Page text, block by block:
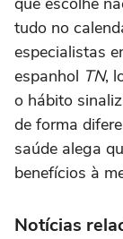
tudo no
especialistas
espanhol TN,
o hábito
de forma
saúde alega
benefícios à
Notícias